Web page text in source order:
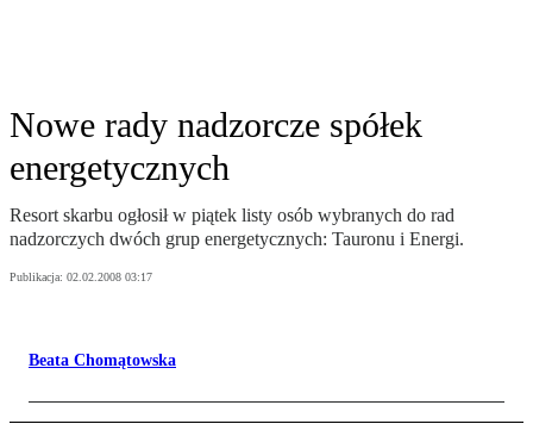
Nowe rady nadzorcze spółek
energetycznych
Resort skarbu ogłosił w piątek listy osób wybranych do rad
nadzorczych dwóch grup energetycznych: Tauronu i Energi.
Publikacja: 02.02.2008 03:17
Beata Chomątowska